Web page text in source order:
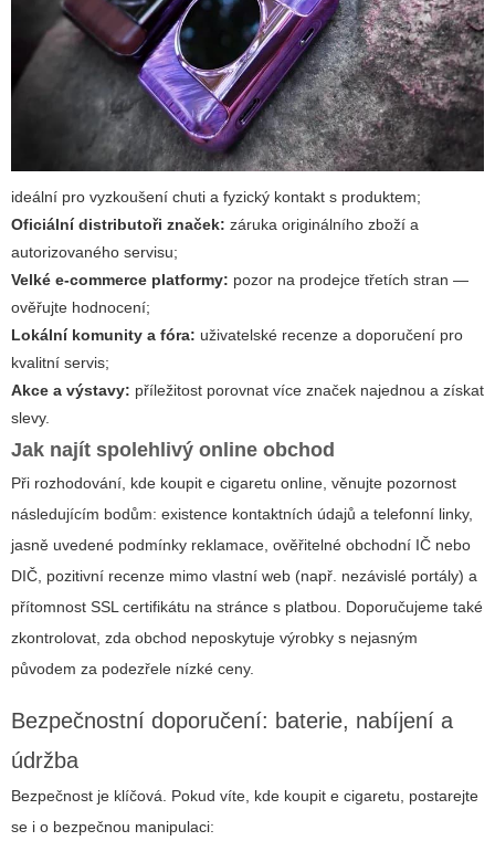
ideální pro vyzkoušení chuti a fyzický kontakt s produktem;
Oficiální distributoři značek: záruka originálního zboží a
autorizovaného servisu;
Velké e‑commerce platformy: pozor na prodejce třetích stran —
ověřujte hodnocení;
Lokální komunity a fóra: uživatelské recenze a doporučení pro
kvalitní servis;
Akce a výstavy: příležitost porovnat více značek najednou a získat
slevy.
Jak najít spolehlivý online obchod
Při rozhodování, kde koupit e cigaretu online, věnujte pozornost
následujícím bodům: existence kontaktních údajů a telefonní linky,
jasně uvedené podmínky reklamace, ověřitelné obchodní IČ nebo
DIČ, pozitivní recenze mimo vlastní web (např. nezávislé portály) a
přítomnost SSL certifikátu na stránce s platbou. Doporučujeme také
zkontrolovat, zda obchod neposkytuje výrobky s nejasným
původem za podezřele nízké ceny.
Bezpečnostní doporučení: baterie, nabíjení a
údržba
Bezpečnost je klíčová. Pokud víte, kde koupit e cigaretu, postarejte
se i o bezpečnou manipulaci: